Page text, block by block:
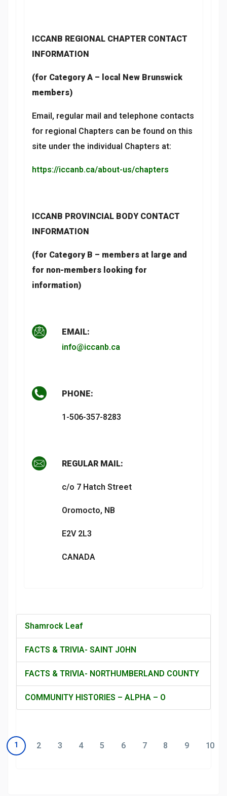
ICCANB REGIONAL CHAPTER CONTACT
INFORMATION
(for Category A – local New Brunswick
members)
Email, regular mail and telephone contacts
for regional Chapters can be found on this
site under the individual Chapters at:
https://iccanb.ca/about-us/chapters
ICCANB PROVINCIAL BODY CONTACT
INFORMATION
(for Category B – members at large and
for non-members looking for
information)
EMAIL:
info@iccanb.ca
PHONE:
1-506-357-8283
REGULAR MAIL:
c/o 7 Hatch Street
Oromocto, NB
E2V 2L3
CANADA
Shamrock Leaf
FACTS & TRIVIA- SAINT JOHN
FACTS & TRIVIA- NORTHUMBERLAND COUNTY
COMMUNITY HISTORIES – ALPHA – O
1 2 3 4 5 6 7 8 9 10